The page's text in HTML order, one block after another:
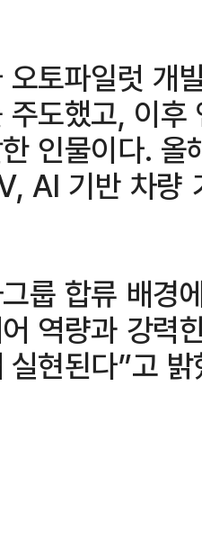
토파일럿 개
도했고, 이
인물이다.
AI 기반 차량
룹 합류 배경
역량과 강력
현된다”고